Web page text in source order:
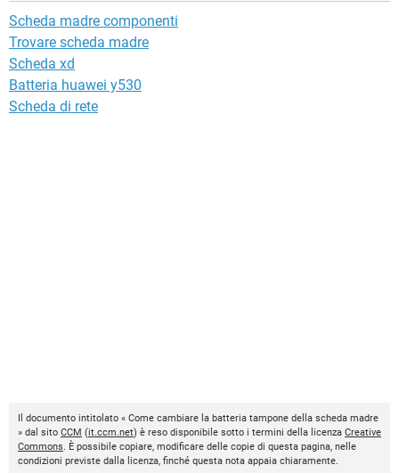
Scheda madre componenti
Trovare scheda madre
Scheda xd
Batteria huawei y530
Scheda di rete
Il documento intitolato « Come cambiare la batteria tampone della scheda madre
» dal sito CCM (it.ccm.net) è reso disponibile sotto i termini della licenza Creative
Commons. È possibile copiare, modificare delle copie di questa pagina, nelle
condizioni previste dalla licenza, finché questa nota appaia chiaramente.